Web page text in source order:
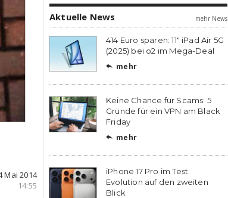
Mai 2014
14:55
Aktuelle News mehr News
414 Euro sparen: 11″ iPad Air 5G
(2025) bei o2 im Mega-Deal
 mehr
Keine Chance für Scams: 5
Gründe für ein VPN am Black
Friday
 mehr
iPhone 17 Pro im Test:
Evolution auf den zweiten
Blick